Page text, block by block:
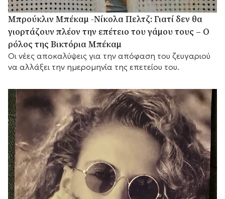
Μπρούκλιν Μπέκαμ -Νίκολα Πελτζ: Γιατί δεν θα
γιορτάζουν πλέον την επέτειο του γάμου τους – Ο
ρόλος της Βικτόρια Μπέκαμ
Οι νέες αποκαλύψεις για την απόφαση του ζευγαριού
να αλλάξει την ημερομηνία της επετείου του.